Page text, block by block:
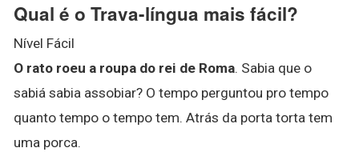
Qual é o Trava-língua mais fácil?
Nível Fácil
O rato roeu a roupa do rei de Roma. Sabia que o
sabiá sabia assobiar? O tempo perguntou pro tempo
quanto tempo o tempo tem. Atrás da porta torta tem
uma porca.